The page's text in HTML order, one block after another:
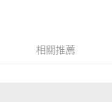
相關推薦